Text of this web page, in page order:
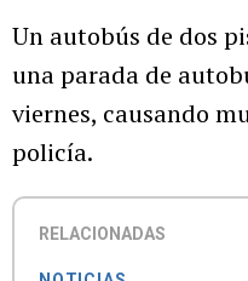
Un autobús de dos
una parada de
viernes, causando
policía.
RELACIONADAS